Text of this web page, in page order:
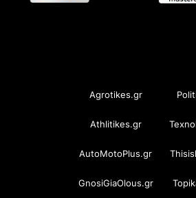
Agrotikes.gr
Athlitikes.gr
AutoMotoPlus.gr
GnosiGiaOlous.gr